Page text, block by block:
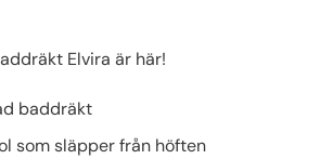
Elvira är här!
baddräkt
som släpper från höften